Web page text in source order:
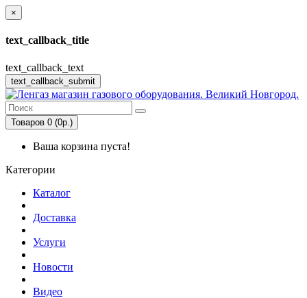
×
text_callback_title
text_callback_text
text_callback_submit
Товаров 0 (0р.)
Ваша корзина пуста!
Категории
Каталог
Доставка
Услуги
Новости
Видео